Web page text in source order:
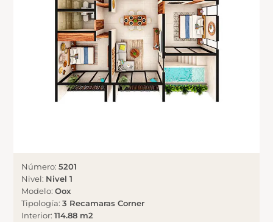
Número: 5201
Nivel: Nivel 1
Modelo: Oox
Tipología: 3 Recamaras Corner
Interior: 114.88 m2